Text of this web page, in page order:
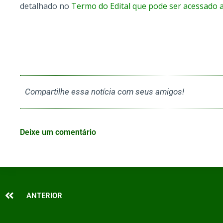
detalhado no Termo do Edital que pode ser acessado
Compartilhe essa notícia com seus amigos!
Deixe um comentário
ANTERIOR